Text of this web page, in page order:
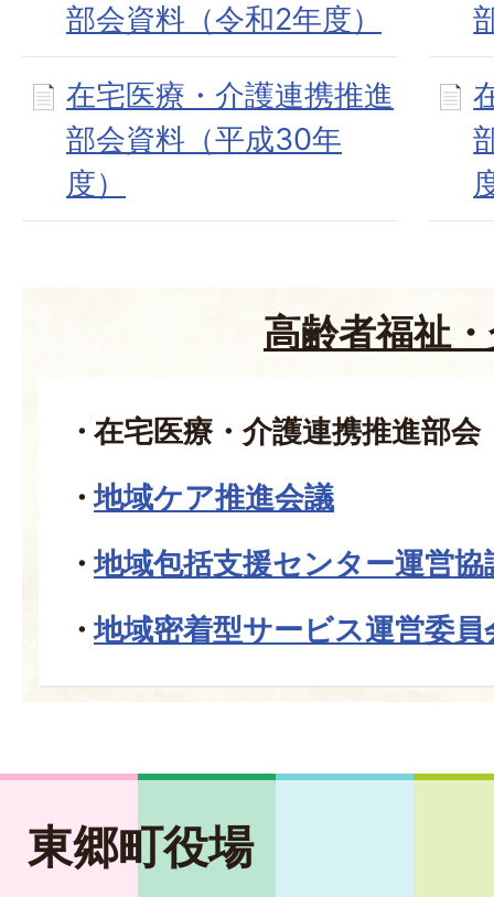
部会資料（令和2年度）
在宅医療・介護連携推進
部会資料（平成30年
度）
高齢者福祉
在宅医療・介護連携推進部会
地域ケア推進会議
地域包括支援センター運営協
地域密着型サービス運営委員
東郷町役場